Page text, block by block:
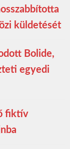
küldetését
Bolide,
egyedi
fiktív